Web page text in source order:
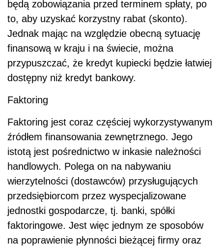
będą zobowiązania przed terminem spłaty, po
to, aby uzyskać korzystny rabat (skonto).
Jednak mając na względzie obecną sytuację
finansową w kraju i na świecie, można
przypuszczać, że kredyt kupiecki będzie łatwiej
dostępny niż kredyt bankowy.
Faktoring
Faktoring jest coraz częściej wykorzystywanym
źródłem finansowania zewnętrznego. Jego
istotą jest pośrednictwo w inkasie należności
handlowych. Polega on na nabywaniu
wierzytelności (dostawców) przysługujących
przedsiębiorcom przez wyspecjalizowane
jednostki gospodarcze, tj. banki, spółki
faktoringowe. Jest więc jednym ze sposobów
na poprawienie płynności bieżącej firmy oraz